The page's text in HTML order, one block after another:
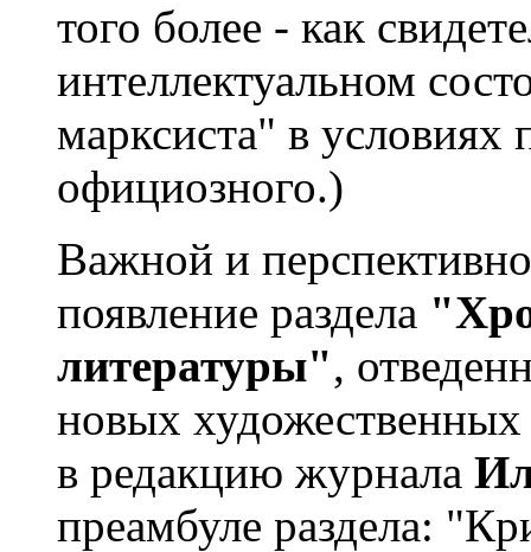
того более - как
интеллектуальном
марксиста" в условиях
официозного.)
Важной и
появление раздела
литературы",
новых
в редакцию журнала
преамбуле раздела: